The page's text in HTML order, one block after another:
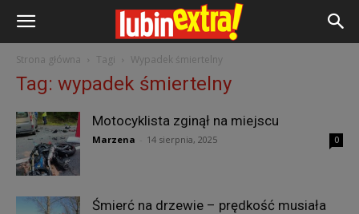
Strona główna Tagi Wypadek śmiertelny
Tag: wypadek śmiertelny
Motocyklista zginął na miejscu
Marzena 14 sierpnia, 2025 0
Śmierć na drzewie – prędkość musiała